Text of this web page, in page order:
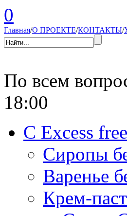
0
Главная/О ПРОЕКТЕ/КОНТАКТЫ/
По всем
18:00
С Excess
Сиропы
Варенье
Крем-